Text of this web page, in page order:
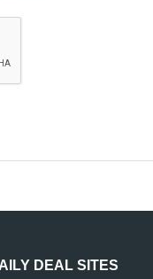
DEAL SITES